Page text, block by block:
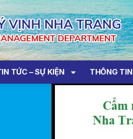
TỨC – SỰ KIỆN THÔNG TIN